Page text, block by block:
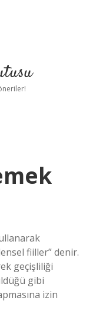
fiiller” denir.
geçişliliği
gibi
izin